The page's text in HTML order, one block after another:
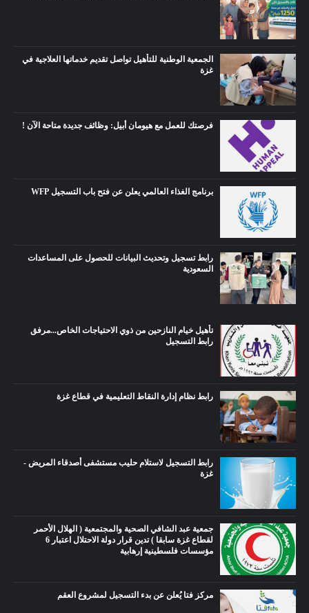
الجمعية الوطنية للتأهيل تواصل تقديم خدماتها العلاجية في
غزة
فرصتك للعمل مع هيومان أبيل: وظائف جديدة متاحة الآن !
برنامج الغذاء العالمي يعلن عن فتح باب التسجيل WFP
رابط تسجيل وتحديث البيانات للحصول على المساعدات
السعودية
تأهيل خيام النازحين من ذوي الاحتياجات الخاص...مرفق
رابط التسجيل
رابط نظام إدارة النقاط التعليمية في قطاع غزة
رابط التسجيل لاستلام حليب مستشفى أصدقاء المريض -
غزة
جمعية عبد الشافي الصحية والمجتمعية ( الهلال الأحمر
لقطاع غزة سابقا ) تدين قرار دولة الاحتلال اعتبار 6
مؤسسات فلسطينية إرهابية
مركز فتا يُعلن عن بدء التسجيل لمشروع العقم